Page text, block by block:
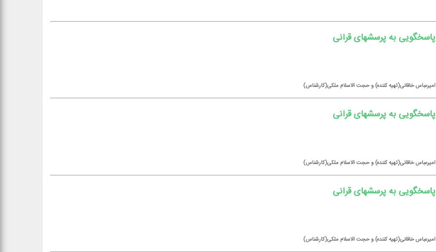
پاسخگویی به پرسشهای قرآنی
امیرعباس خاقانی(تهیه كننده) و حجت الاسلام ملكی(كارشناس)
پاسخگویی به پرسشهای قرآنی
امیرعباس خاقانی(تهیه كننده) و حجت الاسلام ملكی(كارشناس)
پاسخگویی به پرسشهای قرآنی
امیرعباس خاقانی(تهیه كننده) و حجت الاسلام ملكی(كارشناس)